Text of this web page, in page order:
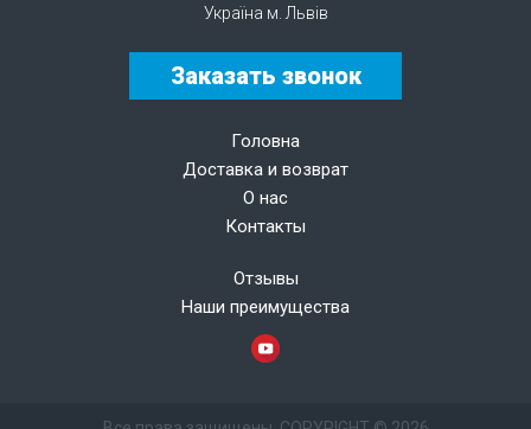
Україна м. Львів
Заказать звонок
Головна
Доставка и возврат
О нас
Контакты
Отзывы
Наши преимущества